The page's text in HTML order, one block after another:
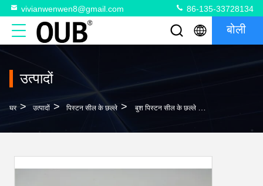
vivianwenwen8@gmail.com 86-135-33728134
बोली
उत्पादों
घर > उत्पादों > पिस्टन सील के छल्ले > बुश पिस्टन सील के छल्ले ब्रेकर पिस्टन सील बुश हाइड्रोलिक हथौड़ा सिलेंडर के लिए बुश स्पेयर पार्ट्स 70 * 30 85 * 30